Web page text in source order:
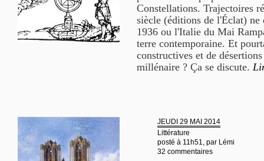
Constellations. Trajectoires
siècle (éditions de l'Éclat) ne
1936 ou l'Italie du Mai
terre contemporaine. Et
constructives et de
millénaire ? Ça se discute.
JEUDI 29 MAI 2014
Littérature
posté à 11h51, par Lémi
32 commentaires